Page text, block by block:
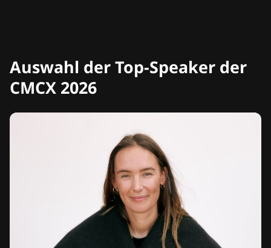
Auswahl der Top-Speaker der
CMCX 2026